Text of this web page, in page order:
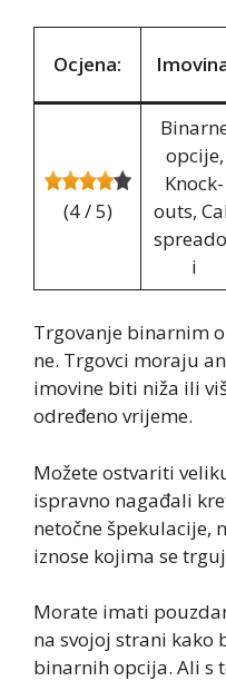
Ocjena:
(4 / 5)
opcije,
Knock-
outs,
i
Trgovanje binarnim
ne. Trgovci moraju
imovine biti niža ili
određeno vrijeme.
Možete ostvariti
ispravno nagađali
netočne špekulacije,
iznose kojima se
Morate imati
na svojoj strani kako
binarnih opcija. Ali s